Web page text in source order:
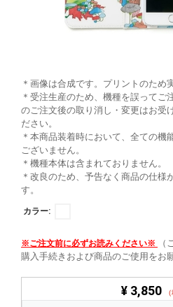
＊画像は合成です。プリントのため
＊受注生産のため、機種を誤ってご
のご注文後の取り消し・変更はお受
ださい。
＊本商品装着時において、全ての機
ございません。
＊機種本体は含まれておりません。
＊改良のため、予告なく商品の仕様
す。
カラー:
※ご注文前に必ずお読みください※
購入手続きおよび商品のご使用をお
¥ 3,850